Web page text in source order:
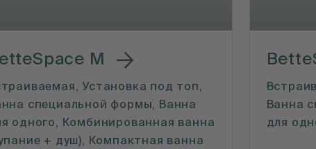
M
Установка под топ,
специальной формы, Ванна
одного, Комбинированная ванна
+ душ), Компактная ванна
Ванна
для